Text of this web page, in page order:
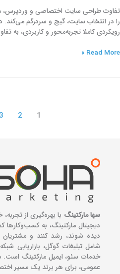
تفاوت‌‌ طراحی سایت اختصاصی و
را در انتخاب سایت، گیج و سردرگم
رویکردی کاملا تجربه‌محور و کاربردی، به
Read More »
1
2
3
سها مارکتینگ با بهره‌گیری از
دیجیتال مارکتینگ، به
دیده شوند، رشد کنند و
شامل تبلیغات گوگل، بازاریابی
خدمات سئو، ایمیل مارکتینگ است.
عمومی، برای هر برند یک مسیر